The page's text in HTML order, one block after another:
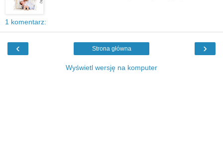
1 komentarz:
‹ ›
Strona główna
Wyświetl wersję na komputer